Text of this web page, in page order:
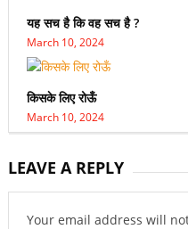
यह सच है कि वह सच है ?
March 10, 2024
किसके लिए रोऊँ
March 10, 2024
LEAVE A REPLY
Your email address will